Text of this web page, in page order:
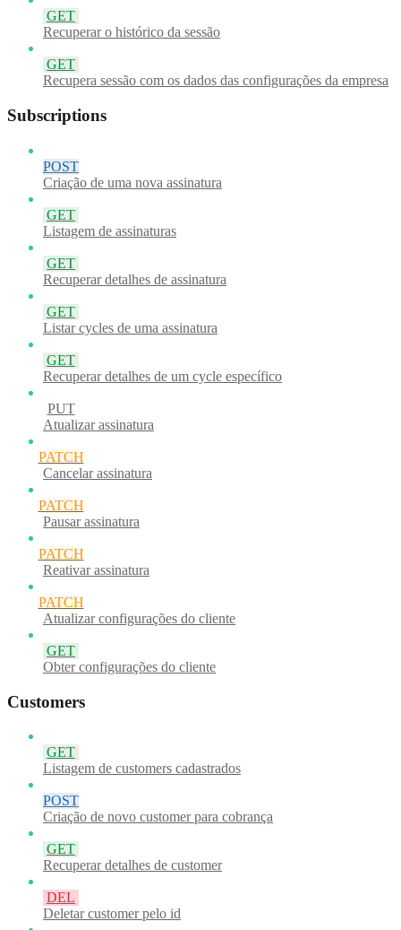
GET
Recuperar o histórico da sessão
GET
Recupera sessão com os dados das configurações da empresa
Subscriptions
POST
Criação de uma nova assinatura
GET
Listagem de assinaturas
GET
Recuperar detalhes de assinatura
GET
Listar cycles de uma assinatura
GET
Recuperar detalhes de um cycle específico
PUT
Atualizar assinatura
PATCH
Cancelar assinatura
PATCH
Pausar assinatura
PATCH
Reativar assinatura
PATCH
Atualizar configurações do cliente
GET
Obter configurações do cliente
Customers
GET
Listagem de customers cadastrados
POST
Criação de novo customer para cobrança
GET
Recuperar detalhes de customer
DEL
Deletar customer pelo id